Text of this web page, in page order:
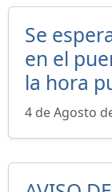
Se
en el
la hora
4 de Agosto